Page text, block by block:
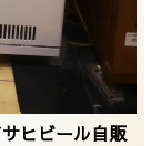
ヒビール自販